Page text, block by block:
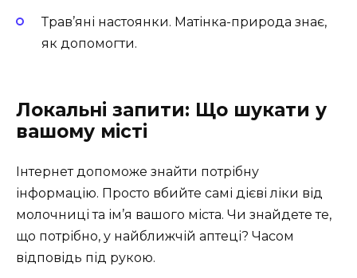
Трав’яні настоянки. Матінка-природа знає,
як допомогти.
Локальні запити: Що шукати у
вашому місті
Інтернет допоможе знайти потрібну
інформацію. Просто вбийте самі дієві ліки від
молочниці та ім’я вашого міста. Чи знайдете те,
що потрібно, у найближчій аптеці? Часом
відповідь під рукою.